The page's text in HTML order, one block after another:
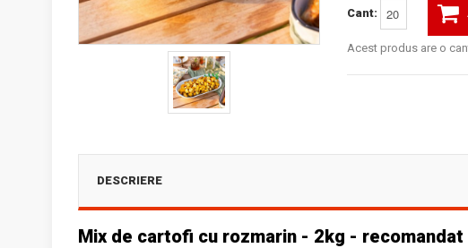
Cant:
Acest produs are o
DESCRIERE
Mix de cartofi cu rozmarin - 2kg -